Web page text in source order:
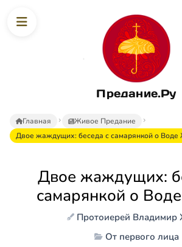
Предание.Ру
Главная
Живое Предание
Двое жаждущих: беседа с самарянкой о
Двое жаждущих:
самарянкой о
Протоиерей Владимир
От первого лица